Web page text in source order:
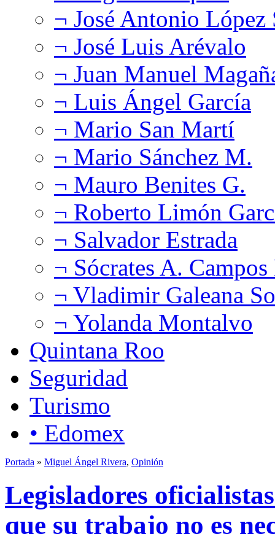
¬ José Antonio López
¬ José Luis Arévalo
¬ Juan Manuel
¬ Luis Ángel García
¬ Mario San Martí
¬ Mario Sánchez M.
¬ Mauro Benites G.
¬ Roberto Limón
¬ Salvador Estrada
¬ Sócrates A.
¬ Vladimir Galeana
¬ Yolanda Montalvo
Quintana Roo
Seguridad
Turismo
• Edomex
Portada » Miguel Ángel Rivera, Opinión
Legisladores
que su trabajo no es